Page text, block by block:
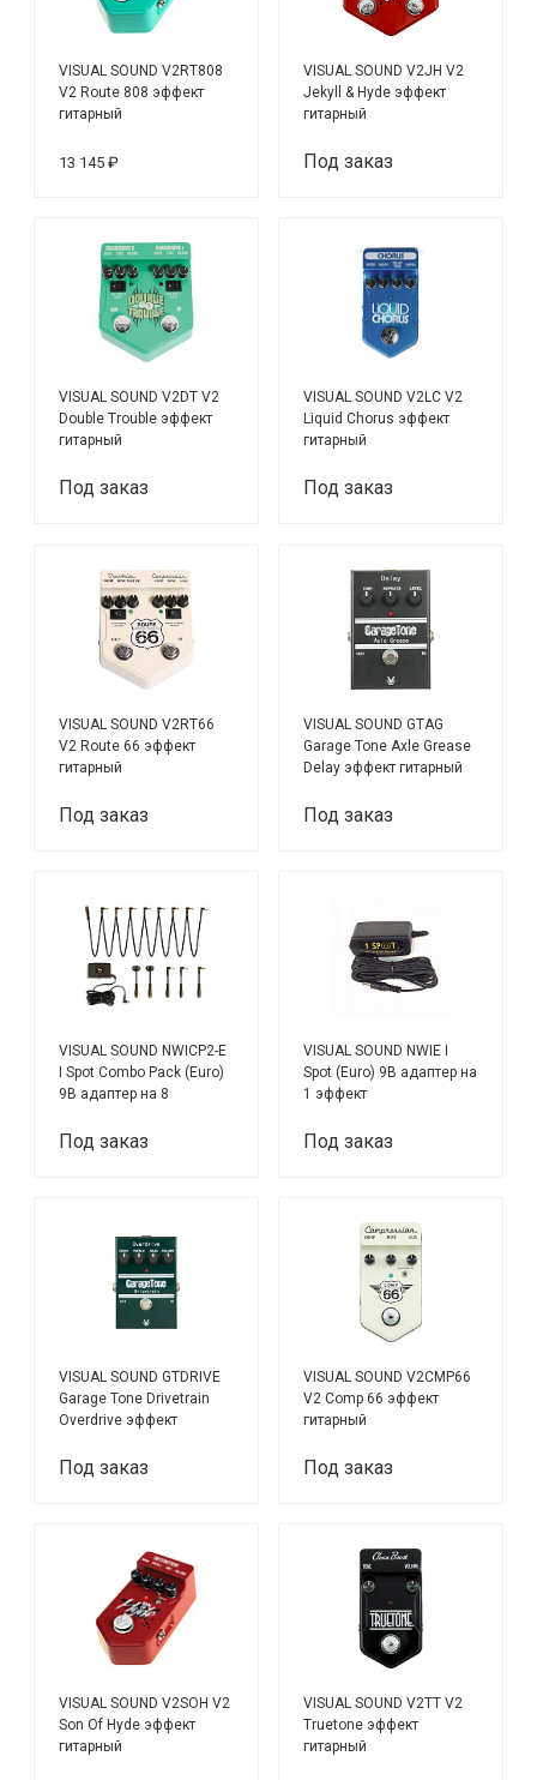
VISUAL SOUND V2RT808
V2 Route 808 эффект
гитарный
13 145 ₽
VISUAL SOUND V2JH V2
Jekyll & Hyde эффект
гитарный
Под заказ
VISUAL SOUND V2DT V2
Double Trouble эффект
гитарный
Под заказ
VISUAL SOUND V2LC V2
Liquid Chorus эффект
гитарный
Под заказ
VISUAL SOUND V2RT66
V2 Route 66 эффект
гитарный
Под заказ
VISUAL SOUND GTAG
Garage Tone Axle Grease
Delay эффект гитарный
Под заказ
VISUAL SOUND NWICP2-E
I Spot Combo Pack (Euro)
9В адаптер на 8
переходниками
Под заказ
VISUAL SOUND NWIE I
Spot (Euro) 9В адаптер на
1 эффект
Под заказ
VISUAL SOUND GTDRIVE
Garage Tone Drivetrain
Overdrive эффект
Под заказ
VISUAL SOUND V2CMP66
V2 Comp 66 эффект
гитарный
Под заказ
VISUAL SOUND V2SOH V2
Son Of Hyde эффект
гитарный
VISUAL SOUND V2TT V2
Truetone эффект
гитарный